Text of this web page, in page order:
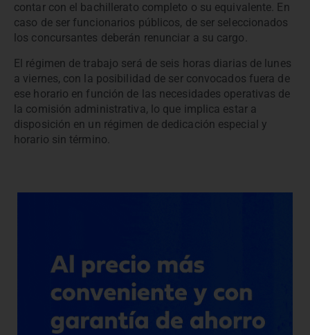
contar con el bachillerato completo o su equivalente. En
caso de ser funcionarios públicos, de ser seleccionados
los concursantes deberán renunciar a su cargo.
El régimen de trabajo será de seis horas diarias de lunes
a viernes, con la posibilidad de ser convocados fuera de
ese horario en función de las necesidades operativas de
la comisión administrativa, lo que implica estar a
disposición en un régimen de dedicación especial y
horario sin término.